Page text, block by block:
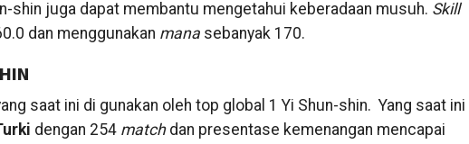
shin juga dapat membantu mengetahui keberadaan musuh. Skill
dan menggunakan manasebanyak 170.
saat ini di gunakan oleh top global 1 Yi Shun-shin. Yang saat ini
dengan 254 matchdan presentase kemenangan mencapai